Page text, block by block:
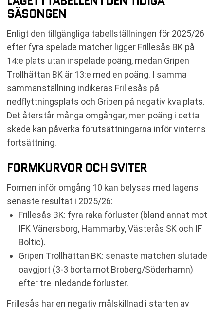
SÄSONGEN
Enligt den tillgängliga tabellställningen för 2025/26
efter fyra spelade matcher ligger Frillesås BK på
14:e plats utan inspelade poäng, medan Gripen
Trollhättan BK är 13:e med en poäng. I samma
sammanställning indikeras Frillesås på
nedflyttningsplats och Gripen på negativ kvalplats.
Det återstår många omgångar, men poäng i detta
skede kan påverka förutsättningarna inför vinterns
fortsättning.
FORMKURVOR OCH SVITER
Formen inför omgång 10 kan belysas med lagens
senaste resultat i 2025/26:
Frillesås BK: fyra raka förluster (bland annat mot
IFK Vänersborg, Hammarby, Västerås SK och IF
Boltic).
Gripen Trollhättan BK: senaste matchen slutade
oavgjort (3-3 borta mot Broberg/Söderhamn)
efter tre inledande förluster.
Frillesås har en negativ målskillnad i starten av